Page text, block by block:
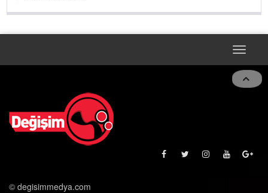
Toggle
© degisimmedya.com